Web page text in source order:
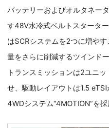
バッテリーおよびオルタネー
す48V水冷式ベルトスタータ
はSCRシステムを2つに増や
量をさらに削減するツインド
トランスミッションは2ユニ
せ、駆動レイアウトは1.5
4WDシステム“4MOTION”を採